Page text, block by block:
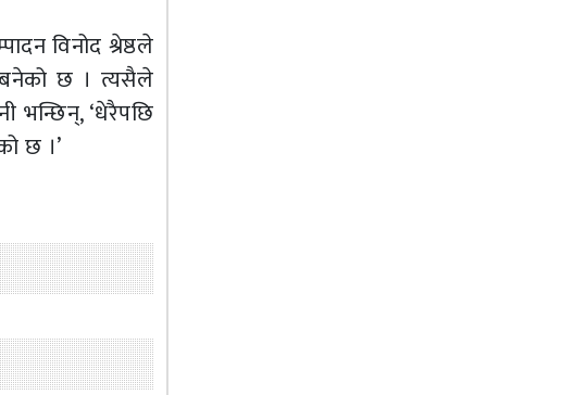
विनोद श्रेष्ठले
बनेको छ । त्यसैले
भन्छिन्, ‘धेरैपछि
छ ।’